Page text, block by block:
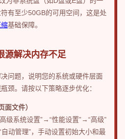
有至少50GB的可用空间，这是处
基础保障。
源解决内存不足
问题，说明您的系统或硬件层面
瓶颈。请按以下策略逐步优化：
面文件）
级系统设置”→“性能设置”→“高级”
动管理”，手动设置初始大小和最